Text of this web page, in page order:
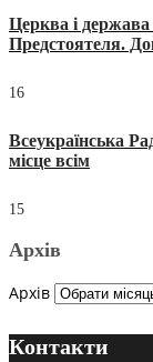
Церква і держава
Предстоятеля.
16
Всеукраїнська
місце всім
15
Архів
Архів
Контакти